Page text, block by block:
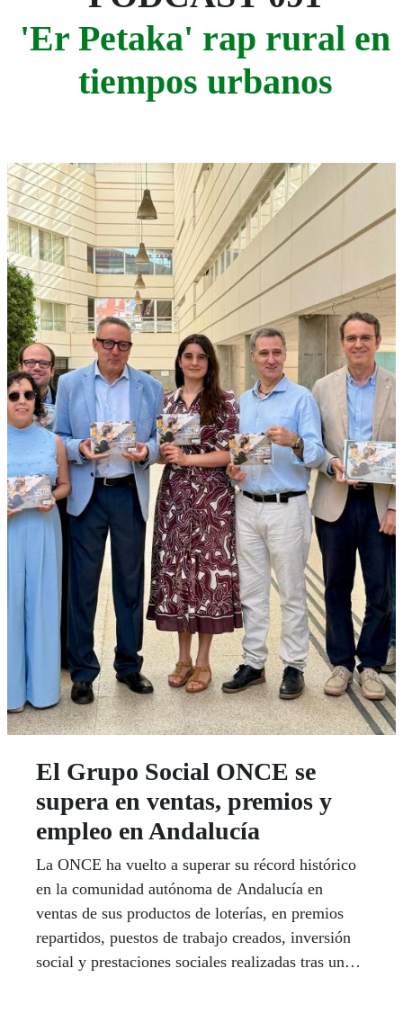
'Er Petaka' rap rural en
tiempos urbanos
El Grupo Social ONCE se
supera en ventas, premios y
empleo en Andalucía
La ONCE ha vuelto a superar su récord histórico
en la comunidad autónoma de Andalucía en
ventas de sus productos de loterías, en premios
repartidos, puestos de trabajo creados, inversión
social y prestaciones sociales realizadas tras una